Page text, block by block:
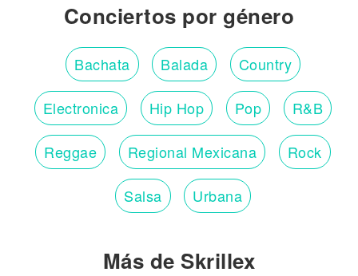
Conciertos por género
Bachata Balada Country
Electronica Hip Hop Pop R&B
Reggae Regional Mexicana Rock
Salsa Urbana
Más de Skrillex